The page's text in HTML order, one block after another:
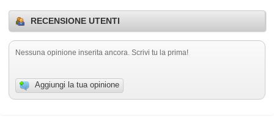
RECENSIONE UTENTI
Nessuna opinione inserita ancora. Scrivi tu la prima!
Aggiungi la tua opinione